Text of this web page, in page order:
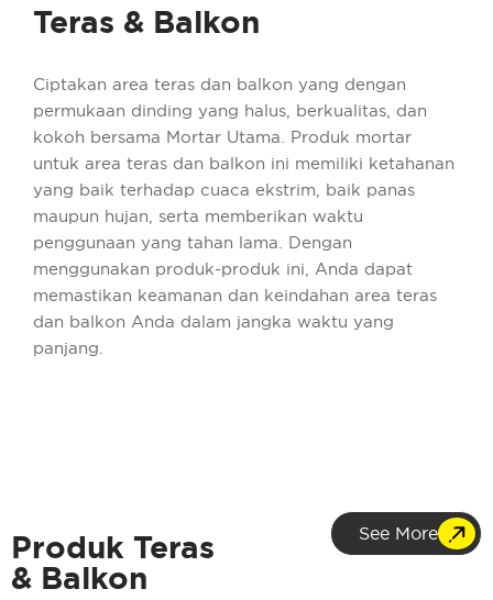
Teras & Balkon
Ciptakan area teras dan balkon yang dengan
permukaan dinding yang halus, berkualitas, dan
kokoh bersama Mortar Utama. Produk mortar
untuk area teras dan balkon ini memiliki ketahanan
yang baik terhadap cuaca ekstrim, baik panas
maupun hujan, serta memberikan waktu
penggunaan yang tahan lama. Dengan
menggunakan produk-produk ini, Anda dapat
memastikan keamanan dan keindahan area teras
dan balkon Anda dalam jangka waktu yang
panjang.
Produk Teras
& Balkon
See More